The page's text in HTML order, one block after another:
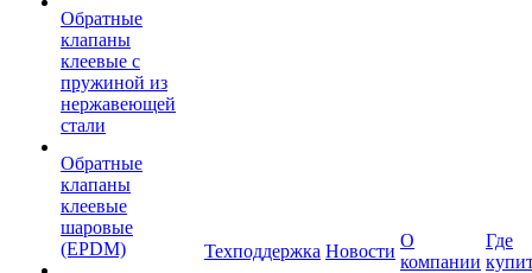
Обратные
клапаны
клеевые с
пружиной из
нержавеющей
стали
Обратные
клапаны
клеевые
шаровые
(EPDM)
Техподдержка Новости
О
компании
Где